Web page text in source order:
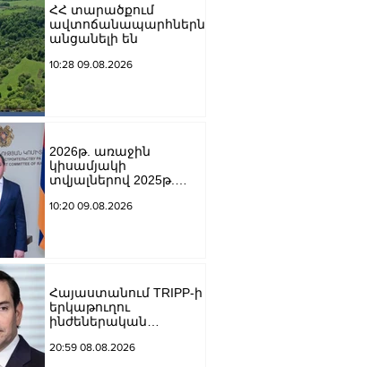
ՀՀ տարածքում
ավտոճանապարհներն
անցանելի են
10:28 09.08.2026
2026թ. առաջին
կիսամյակի
տվյալներով 2025թ.
համեմատ
10:20 09.08.2026
Հայաստանում TRIPP-ի
երկաթուղու
ինժեներական
ն արդեն սկսվել են.
20:59 08.08.2026